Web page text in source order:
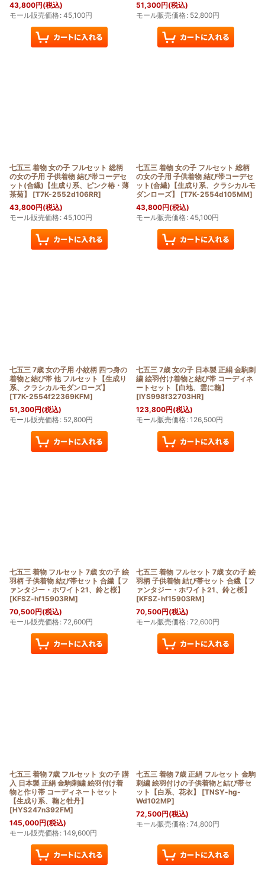
43,800円(税込)
モール販売価格: 45,100円
51,300円(税込)
モール販売価格: 52,800円
七五三 着物 女の子 フルセット 総柄
の女の子用 子供着物 結び帯コーデセ
ット(合繊)【生成り系、ピンク椿・薄
茶菊】
[T7K-2552d106RR]
43,800円(税込)
モール販売価格: 45,100円
七五三 着物 女の子 フルセット 総柄
の女の子用 子供着物 結び帯コーデセ
ット(合繊)【生成り系、クラシカルモ
ダンローズ】
[T7K-2554d105MM]
43,800円(税込)
モール販売価格: 45,100円
七五三 7歳 女の子用 小紋柄 四つ身の
着物と結び帯 他 フルセット【生成り
系、クラシカルモダンローズ】
[T7K-2554f22369KFM]
51,300円(税込)
モール販売価格: 52,800円
七五三 7歳 女の子 日本製 正絹 金駒刺
繍 絵羽付け着物と結び帯 コーディネ
ートセット【白地、雲に鞠】
[IYS998f32703HR]
123,800円(税込)
モール販売価格: 126,500円
七五三 着物 フルセット 7歳 女の子 絵
羽柄 子供着物 結び帯セット 合繊【フ
ァンタジー・ホワイト21、鈴と桜】
[KFSZ-hf15903RM]
70,500円(税込)
モール販売価格: 72,600円
七五三 着物 フルセット 7歳 女の子 絵
羽柄 子供着物 結び帯セット 合繊【フ
ァンタジー・ホワイト21、鈴と桜】
[KFSZ-hf15903RM]
70,500円(税込)
モール販売価格: 72,600円
七五三 着物 7歳 フルセット 女の子 購
入 日本製 正絹 金駒刺繍 絵羽付け着
物と作り帯 コーディネートセット
【生成り系、鞠と牡丹】
[HYS247n392FM]
145,000円(税込)
モール販売価格: 149,600円
七五三 着物 7歳 正絹 フルセット 金駒
刺繍 絵羽付けの子供着物と結び帯セ
ット【白系、花衣】
[TNSY-hg-
Wd102MP]
72,500円(税込)
モール販売価格: 74,800円